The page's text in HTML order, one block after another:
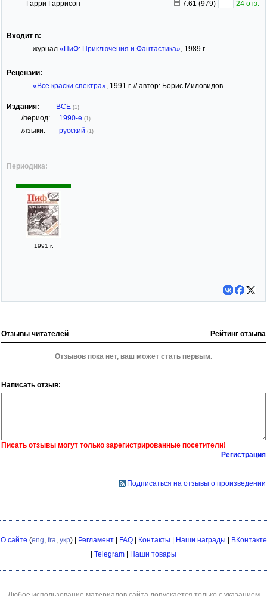
Гарри Гаррисон
7.61 (979) - 24 отз.
Входит в:
— журнал «ПиФ: Приключения и Фантастика», 1989 г.
Рецензии:
— «Все краски спектра», 1991 г. // автор: Борис Миловидов
Издания: ВСЕ (1)
/период: 1990-е (1)
/языки: русский (1)
Периодика:
1991 г.
Отзывы читателей Рейтинг отзыва
Отзывов пока нет, ваш может стать первым.
Написать отзыв:
Писать отзывы могут только зарегистрированные посетители!
Регистрация
Подписаться на отзывы о произведении
О сайте (eng fra укр) | Регламент| FAQ| Контакты | Наши награды | ВКонтакте
| Telegram | Наши товары